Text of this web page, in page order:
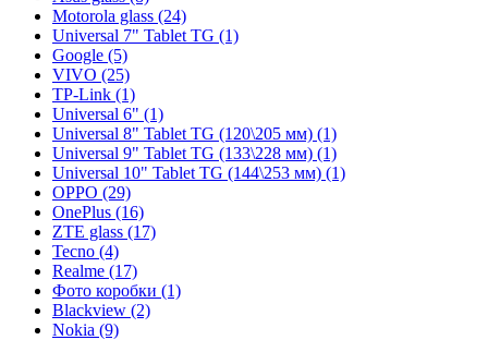
Motorola glass (24)
Universal 7" Tablet TG (1)
Google (5)
VIVO (25)
TP-Link (1)
Universal 6" (1)
Universal 8" Tablet TG (120\205 мм) (1)
Universal 9" Tablet TG (133\228 мм) (1)
Universal 10" Tablet TG (144\253 мм) (1)
OPPO (29)
OnePlus (16)
ZTE glass (17)
Tecno (4)
Realme (17)
Фото коробки (1)
Blackview (2)
Nokia (9)